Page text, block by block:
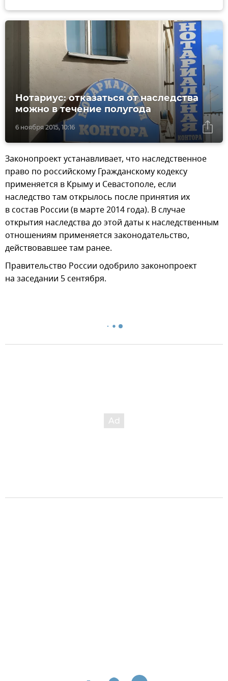
6 ноября 2015, 10:16
Нотариус: отказаться от наследства
можно в течение полугода
Законопроект устанавливает, что наследственное
право по российскому Гражданскому кодексу
применяется в Крыму и Севастополе, если
наследство там открылось после принятия их
в состав России (в марте 2014 года). В случае
открытия наследства до этой даты к наследственным
отношениям применяется законодательство,
действовавшее там ранее.
Правительство России одобрило законопроект
на заседании 5 сентября.